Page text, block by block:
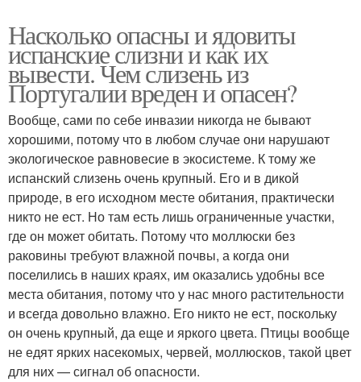
Насколько опасны и ядовиты
испанские слизни и как их
вывести. Чем слизень из
Португалии вреден и опасен?
Вообще, сами по себе инвазии никогда не бывают
хорошими, потому что в любом случае они нарушают
экологическое равновесие в экосистеме. К тому же
испанский слизень очень крупный. Его и в дикой
природе, в его исходном месте обитания, практически
никто не ест. Но там есть лишь ограниченные участки,
где он может обитать. Потому что моллюски без
раковины требуют влажной почвы, а когда они
поселились в наших краях, им оказались удобны все
места обитания, потому что у нас много растительности
и всегда довольно влажно. Его никто не ест, поскольку
он очень крупный, да еще и яркого цвета. Птицы вообще
не едят ярких насекомых, червей, моллюсков, такой цвет
для них — сигнал об опасности.